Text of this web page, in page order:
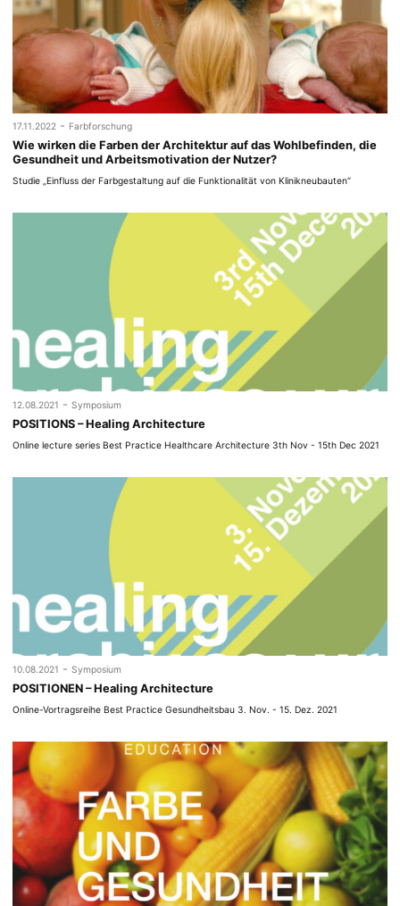
17.11.2022 - Farbforschung
Wie wirken die Farben der Architektur auf das Wohlbefinden, die
Gesundheit und Arbeitsmotivation der Nutzer?
Studie „Einfluss der Farbgestaltung auf die Funktionalität von Klinikneubauten“
12.08.2021 - Symposium
POSITIONS – Healing Architecture
Online lecture series Best Practice Healthcare Architecture 3th Nov - 15th Dec 2021
10.08.2021 - Symposium
POSITIONEN – Healing Architecture
Online-Vortragsreihe Best Practice Gesundheitsbau 3. Nov. - 15. Dez. 2021